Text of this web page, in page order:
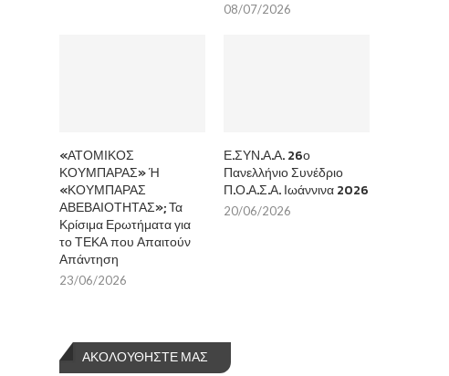
08/07/2026
«ΑΤΟΜΙΚΟΣ
ΚΟΥΜΠΑΡΑΣ» Ή
«ΚΟΥΜΠΑΡΑΣ
ΑΒΕΒΑΙΟΤΗΤΑΣ»; Τα
Κρίσιμα Ερωτήματα για
το ΤΕΚΑ που Απαιτούν
Απάντηση
23/06/2026
Ε.ΣΥΝ.Α.Α. 26ο
Πανελλήνιο Συνέδριο
Π.Ο.Α.Σ.Α. Ιωάννινα 2026
20/06/2026
ΑΚΟΛΟΥΘΗΣΤΕ ΜΑΣ